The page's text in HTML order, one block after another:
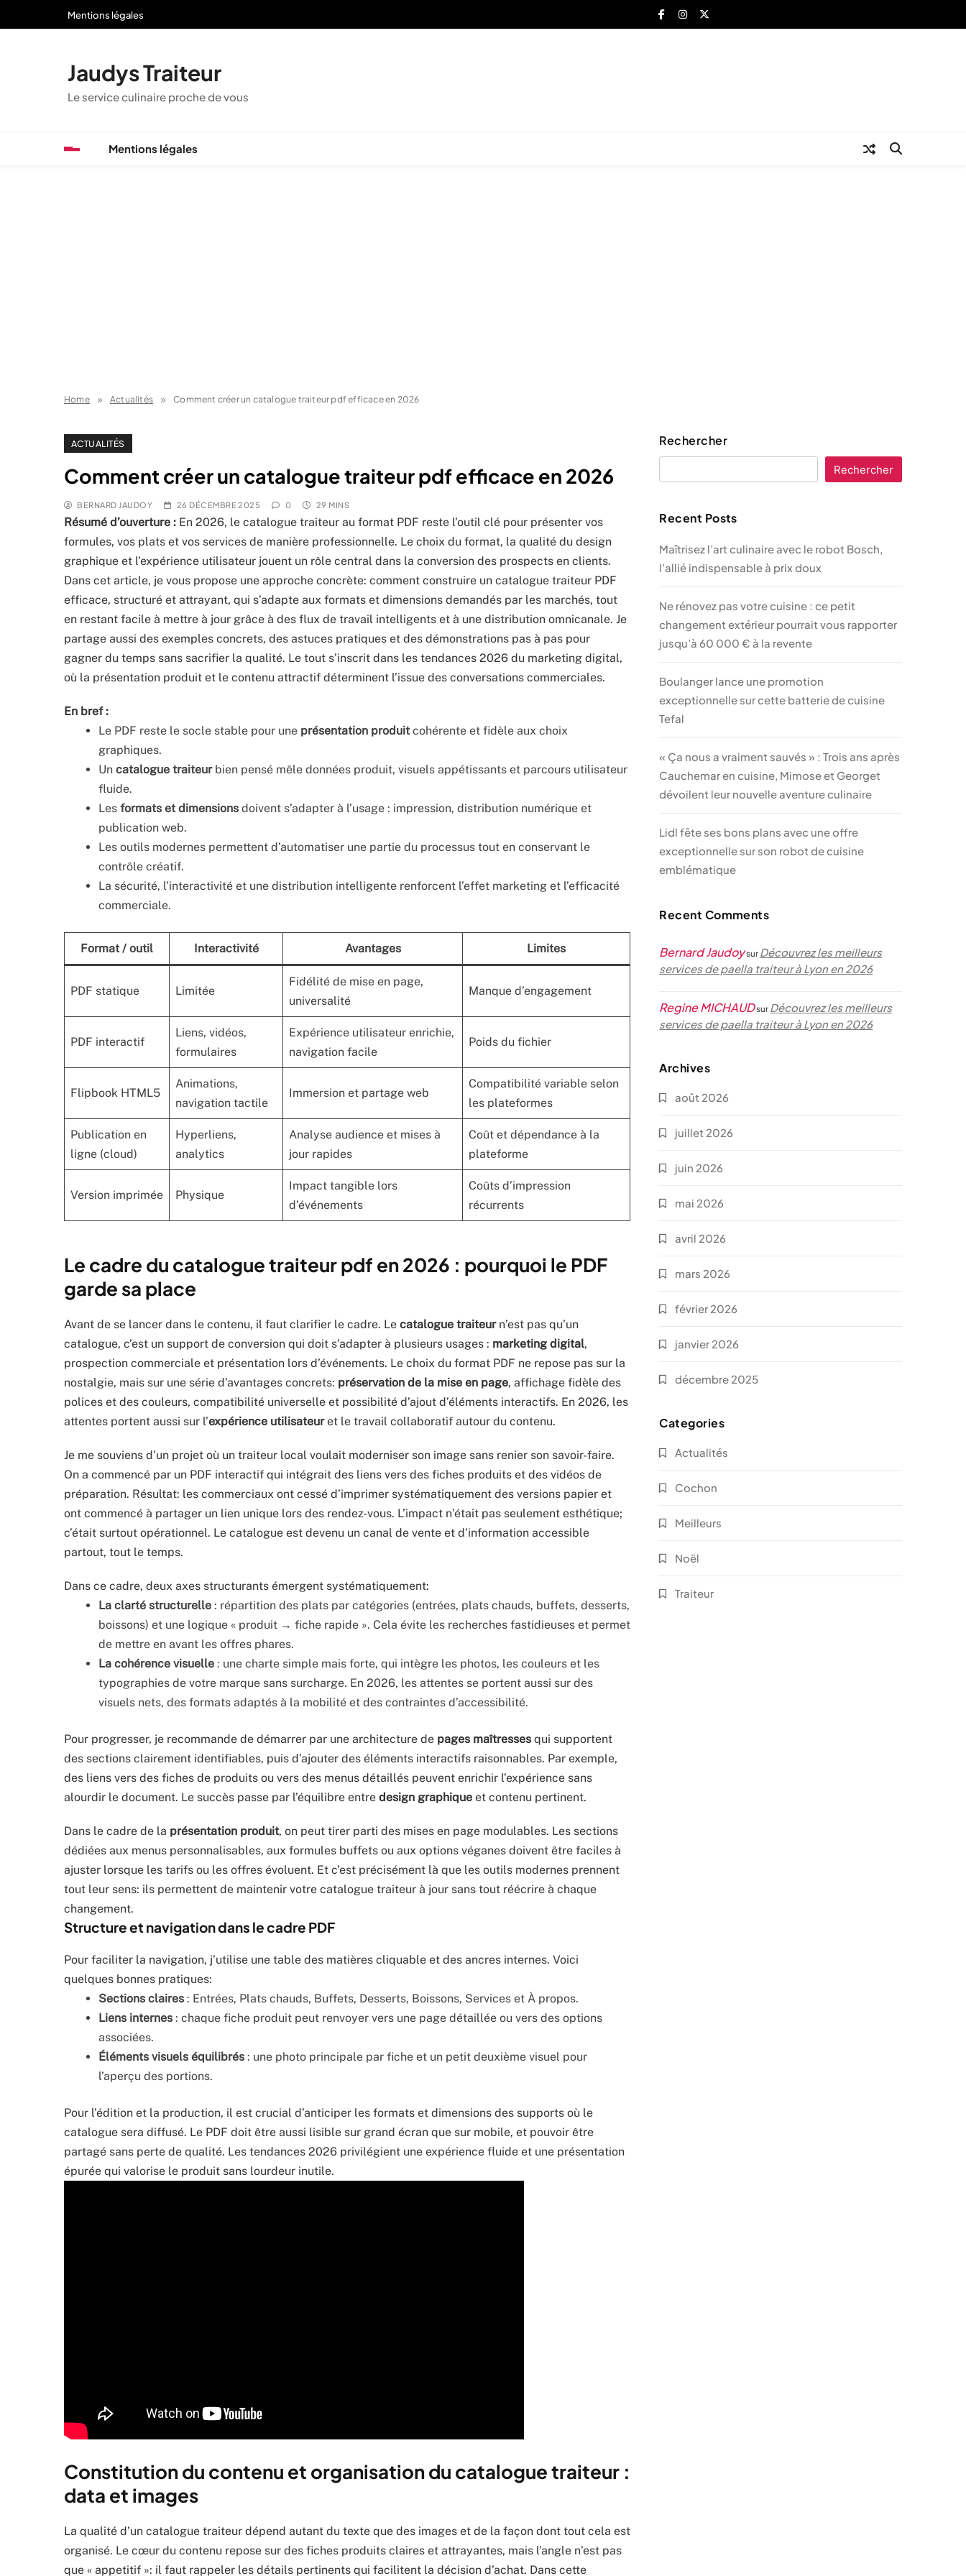
Mentions légales
Jaudys Traiteur
Le service culinaire proche de vous
Mentions légales
Home Actualités Comment créer un catalogue traiteur pdf efficace en 2026
ACTUALITÉS
Comment créer un catalogue traiteur pdf efficace en 2026
BERNARD JAUDOY 26 DÉCEMBRE 2025 0 29 MINS
Résumé d’ouverture : En 2026, le catalogue traiteur au format PDF reste l’outil clé pour présenter vos
formules, vos plats et vos services de manière professionnelle. Le choix du format, la qualité du design
graphique et l’expérience utilisateur jouent un rôle central dans la conversion des prospects en clients.
Dans cet article, je vous propose une approche concrète: comment construire un catalogue traiteur PDF
efficace, structuré et attrayant, qui s’adapte aux formats et dimensions demandés par les marchés, tout
en restant facile à mettre à jour grâce à des flux de travail intelligents et à une distribution omnicanale. Je
partage aussi des exemples concrets, des astuces pratiques et des démonstrations pas à pas pour
gagner du temps sans sacrifier la qualité. Le tout s’inscrit dans les tendances 2026 du marketing digital,
où la présentation produit et le contenu attractif déterminent l’issue des conversations commerciales.
En bref :
Le PDF reste le socle stable pour une présentation produit cohérente et fidèle aux choix
graphiques.
Un catalogue traiteurbien pensé mêle données produit, visuels appétissants et parcours utilisateur
fluide.
Les formats et dimensions doivent s’adapter à l’usage : impression, distribution numérique et
publication web.
Les outils modernes permettent d’automatiser une partie du processus tout en conservant le
contrôle créatif.
La sécurité, l’interactivité et une distribution intelligente renforcent l’effet marketing et l’efficacité
commerciale.
Format / outil Interactivité Avantages Limites
PDF statique Limitée
Fidélité de mise en page,
universalité
Manque d’engagement
PDF interactif
Liens, vidéos,
formulaires
Expérience utilisateur enrichie,
navigation facile
Poids du fichier
Flipbook HTML5
Animations,
navigation tactile
Immersion et partage web
Compatibilité variable selon
les plateformes
Publication en
ligne (cloud)
Hyperliens,
analytics
Analyse audience et mises à
jour rapides
Coût et dépendance à la
plateforme
Version imprimée Physique
Impact tangible lors
d’événements
Coûts d’impression
récurrents
Le cadre du catalogue traiteur pdf en 2026 : pourquoi le PDF
garde sa place
Avant de se lancer dans le contenu, il faut clarifier le cadre. Le catalogue traiteurn’est pas qu’un
catalogue, c’est un support de conversion qui doit s’adapter à plusieurs usages : marketing digital,
prospection commerciale et présentation lors d’événements. Le choix du format PDF ne repose pas sur la
nostalgie, mais sur une série d’avantages concrets: préservation de la mise en page, affichage fidèle des
polices et des couleurs, compatibilité universelle et possibilité d’ajout d’éléments interactifs. En 2026, les
attentes portent aussi sur l’expérience utilisateuret le travail collaboratif autour du contenu.
Je me souviens d’un projet où un traiteur local voulait moderniser son image sans renier son savoir-faire.
On a commencé par un PDF interactif qui intégrait des liens vers des fiches produits et des vidéos de
préparation. Résultat: les commerciaux ont cessé d’imprimer systématiquement des versions papier et
ont commencé à partager un lien unique lors des rendez-vous. L’impact n’était pas seulement esthétique;
c’était surtout opérationnel. Le catalogue est devenu un canal de vente et d’information accessible
partout, tout le temps.
Dans ce cadre, deux axes structurants émergent systématiquement:
La clarté structurelle : répartition des plats par catégories (entrées, plats chauds, buffets, desserts,
boissons) et une logique « produit → fiche rapide ». Cela évite les recherches fastidieuses et permet
de mettre en avant les offres phares.
La cohérence visuelle : une charte simple mais forte, qui intègre les photos, les couleurs et les
typographies de votre marque sans surcharge. En 2026, les attentes se portent aussi sur des
visuels nets, des formats adaptés à la mobilité et des contraintes d’accessibilité.
Pour progresser, je recommande de démarrer par une architecture de pages maîtresses qui supportent
des sections clairement identifiables, puis d’ajouter des éléments interactifs raisonnables. Par exemple,
des liens vers des fiches de produits ou vers des menus détaillés peuvent enrichir l’expérience sans
alourdir le document. Le succès passe par l’équilibre entre design graphique et contenu pertinent.
Dans le cadre de la présentation produit, on peut tirer parti des mises en page modulables. Les sections
dédiées aux menus personnalisables, aux formules buffets ou aux options véganes doivent être faciles à
ajuster lorsque les tarifs ou les offres évoluent. Et c’est précisément là que les outils modernes prennent
tout leur sens: ils permettent de maintenir votre catalogue traiteur à jour sans tout réécrire à chaque
changement.
Structure et navigation dans le cadre PDF
Pour faciliter la navigation, j’utilise une table des matières cliquable et des ancres internes. Voici
quelques bonnes pratiques:
Sections claires : Entrées, Plats chauds, Buffets, Desserts, Boissons, Services et À propos.
Liens internes : chaque fiche produit peut renvoyer vers une page détaillée ou vers des options
associées.
Éléments visuels équilibrés : une photo principale par fiche et un petit deuxième visuel pour
l’aperçu des portions.
Pour l’édition et la production, il est crucial d’anticiper les formats et dimensions des supports où le
catalogue sera diffusé. Le PDF doit être aussi lisible sur grand écran que sur mobile, et pouvoir être
partagé sans perte de qualité. Les tendances 2026 privilégient une expérience fluide et une présentation
épurée qui valorise le produit sans lourdeur inutile.
Constitution du contenu et organisation du catalogue traiteur :
data et images
La qualité d’un catalogue traiteur dépend autant du texte que des images et de la façon dont tout cela est
organisé. Le cœur du contenu repose sur des fiches produits claires et attrayantes, mais l’angle n’est pas
que « appetitif »: il faut rappeler les détails pertinents qui facilitent la décision d’achat. Dans cette
Rechercher
Rechercher
Recent Posts
Maîtrisez l’art culinaire avec le robot Bosch,
l’allié indispensable à prix doux
Ne rénovez pas votre cuisine : ce petit
changement extérieur pourrait vous rapporter
jusqu’à 60 000 € à la revente
Boulanger lance une promotion
exceptionnelle sur cette batterie de cuisine
Tefal
« Ça nous a vraiment sauvés » : Trois ans après
Cauchemar en cuisine, Mimose et Georget
dévoilent leur nouvelle aventure culinaire
Lidl fête ses bons plans avec une offre
exceptionnelle sur son robot de cuisine
emblématique
Recent Comments
Bernard Jaudoysur Découvrez les meilleurs
services de paella traiteur à Lyon en 2026
Regine MICHAUDsur Découvrez les meilleurs
services de paella traiteur à Lyon en 2026
Archives
août 2026
juillet 2026
juin 2026
mai 2026
avril 2026
mars 2026
février 2026
janvier 2026
décembre 2025
Categories
Actualités
Cochon
Meilleurs
Noël
Traiteur